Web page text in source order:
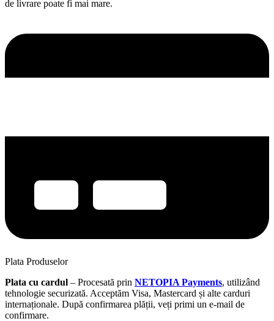
de livrare poate fi mai mare.
Plata Produselor
Plata cu cardul – Procesată prin NETOPIA Payments, utilizând
tehnologie securizată. Acceptăm Visa, Mastercard și alte carduri
internaționale. După confirmarea plății, veți primi un e-mail de
confirmare.